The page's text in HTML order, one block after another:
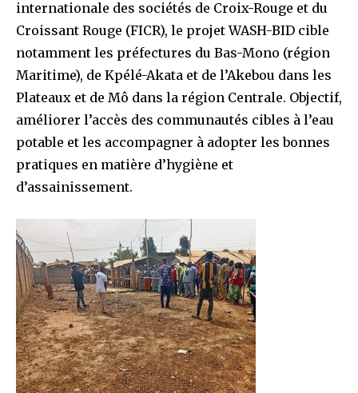
internationale des sociétés de Croix-Rouge et du
Croissant Rouge (FICR), le projet WASH-BID cible
notamment les préfectures du Bas-Mono (région
Maritime), de Kpélé-Akata et de l’Akebou dans les
Plateaux et de Mô dans la région Centrale. Objectif,
améliorer l’accès des communautés cibles à l’eau
potable et les accompagner à adopter les bonnes
pratiques en matière d’hygiène et
d’assainissement.